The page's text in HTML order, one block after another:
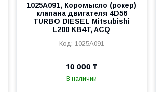
1025A091, Коромысло (рокер)
клапана двигателя 4D56
TURBO DIESEL Mitsubishi
L200 KB4T, ACQ
1025A091
10 000 ₸
В наличии